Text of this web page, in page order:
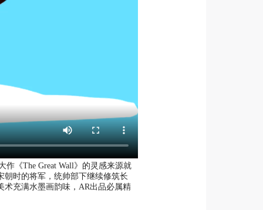
《The Great Wall》的灵感来源就
时的将军，统帅部下继续修筑长
术充满水墨画韵味，AR出品必属精